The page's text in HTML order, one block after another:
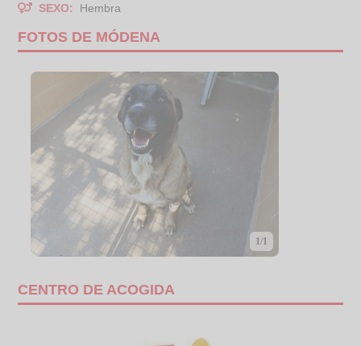
SEXO:
Hembra
FOTOS DE MÓDENA
1/1
CENTRO DE ACOGIDA